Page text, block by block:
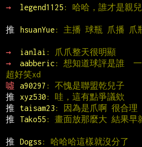
→
legend1125 : 哈哈，誰才是親
推
hsuanYue : 主播 球瓶 爪播 爪
→
ianlai : 爪爪整天很明顯
→
aabberic : 想知道球評是誰
超好笑xd
噓
a90297 : 不愧是聯盟乾兒子
推
xyz530 : 哇，這有點爭議欸
推
taisam23 : 因為是爪啊 很合理
推
Tako55 : 畫面放那麼大 結果早
推
Dogss : 哈哈哈這樣就沒分了